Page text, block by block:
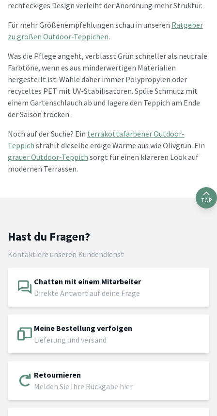
rechteckiges Design verleiht der Anordnung mehr Struktur.
Für mehr Größenempfehlungen schau in unseren Ratgeber
zu großen Outdoor-Teppichen.
Was die Pflege angeht, verblasst Grün schneller als neutrale
Farbtöne, wenn es aus minderwertigen Materialien
hergestellt ist. Wähle daher immer Polypropylen oder
recyceltes PET mit UV-Stabilisatoren. Spüle Schmutz mit
einem Gartenschlauch ab und lagere den Teppich am Ende
der Saison trocken.
Noch auf der Suche? Ein terrakottafarbener Outdoor-
Teppich strahlt dieselbe erdige Wärme aus wie Olivgrün. Ein
grauer Outdoor-Teppich sorgt für einen klareren Look auf
modernen Terrassen.
TOP
Hast du Fragen?
Kontaktiere unseren Kundendienst
Chatten mit einem Mitarbeiter
Direkte Antwort auf deine Frage
Meine Bestellung verfolgen
Lieferung und versand
Retournieren
Melden Sie Ihre Rückgabe hier